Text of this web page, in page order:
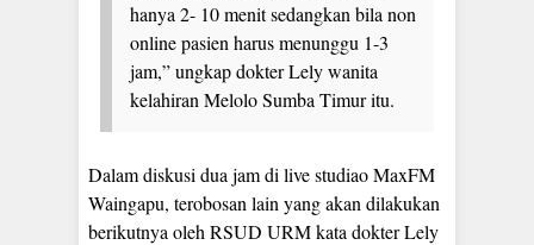
hanya 2- 10 menit sedangkan bila non
online pasien harus menunggu 1-3
jam,” ungkap dokter Lely wanita
kelahiran Melolo Sumba Timur itu.
Dalam diskusi dua jam di live studiao MaxFM
Waingapu, terobosan lain yang akan dilakukan
berikutnya oleh RSUD URM kata dokter Lely